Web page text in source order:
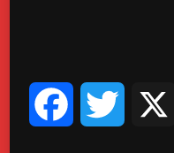
FacebookTwitter